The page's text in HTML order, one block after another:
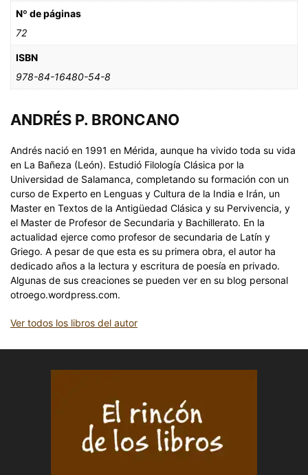
Nº de páginas
72
ISBN
978-84-16480-54-8
ANDRÉS P. BRONCANO
Andrés nació en 1991 en Mérida, aunque ha vivido toda su vida
en La Bañeza (León). Estudió Filología Clásica por la
Universidad de Salamanca, completando su formación con un
curso de Experto en Lenguas y Cultura de la India e Irán, un
Master en Textos de la Antigüedad Clásica y su Pervivencia, y
el Master de Profesor de Secundaria y Bachillerato. En la
actualidad ejerce como profesor de secundaria de Latín y
Griego. A pesar de que esta es su primera obra, el autor ha
dedicado años a la lectura y escritura de poesía en privado.
Algunas de sus creaciones se pueden ver en su blog personal
otroego.wordpress.com.
Ver todos los libros del autor